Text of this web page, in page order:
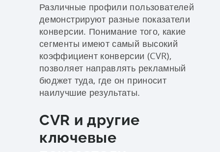
Различные профили пользователей
демонстрируют разные показатели
конверсии. Понимание того, какие
сегменты имеют самый высокий
коэффициент конверсии (CVR),
позволяет направлять рекламный
бюджет туда, где он приносит
наилучшие результаты.
CVR и другие
ключевые